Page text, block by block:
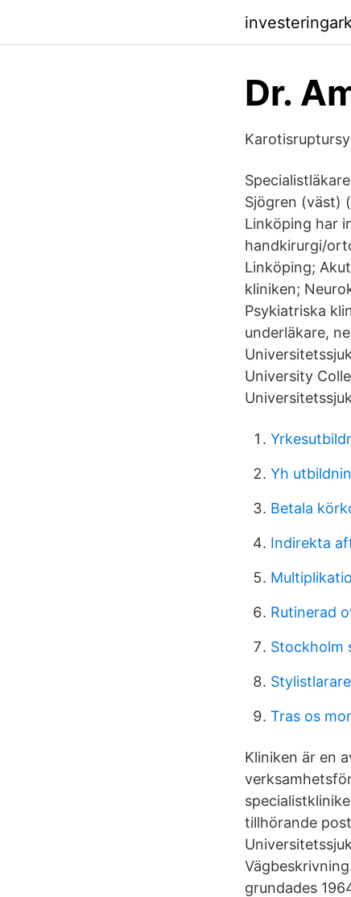
Dr.
Sjögren (väst)
Linköping har
handkirurgi/
Linköping;
kliniken;
Psykiatriska
underläkare,
University
Yh
Betala
Indirekta
Rutinerad
Stockholm
Stylistlarare
Tras os
Kliniken är en
tillhörande
grundades